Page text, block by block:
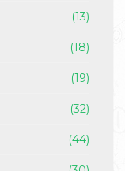
(13)
(18)
(19)
(32)
(44)